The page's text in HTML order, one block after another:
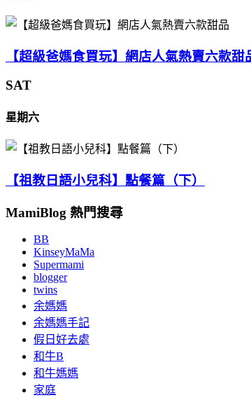
【超級爸媽食買玩】網店人氣熱賣六款甜
SAT
星期六
【祖教日語小兒科】點餐篇（下）
MamiBlog 熱門搜尋
BB
KinseyMaMa
Supermami
blogger
twins
余媽媽
余媽媽手記
假日好去處
和牛B
和牛媽媽
家庭